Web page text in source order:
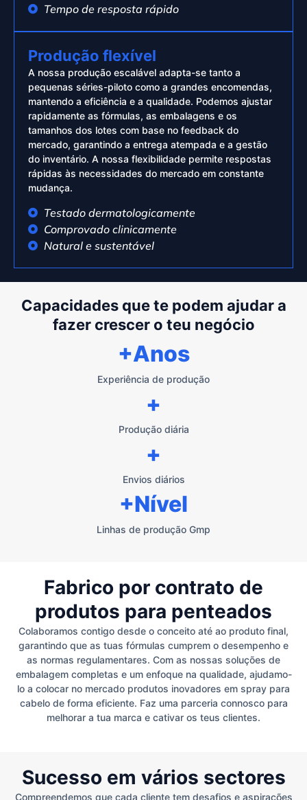
Tempo de resposta rápido
Produção flexível
A nossa produção escalável adapta-se tanto a
pequenas séries-piloto como a grandes encomendas,
mantendo a eficiência e a qualidade. Podemos ajustar
rapidamente as fórmulas, as embalagens e os
tamanhos dos lotes com base no feedback do
mercado, garantindo a entrega atempada e a gestão
do inventário. A nossa flexibilidade permite respostas
rápidas às necessidades do mercado em constante
mudança.
Testado dermatologicamente
Comprovado clinicamente
Natural e sustentável
Capacidades que te podem ajudar a
fazer crescer o teu negócio
Experiência de produção
+Anos
Produção diária
+
Envios diários
+
Linhas de produção Gmp
+Nível
Fabrico por contrato de
produtos para penteados
Colaboramos contigo desde o conceito até ao produto final,
garantindo que as tuas fórmulas cumprem o desempenho e
as normas regulamentares. Com as nossas soluções de
embalagem completas e um enfoque na qualidade, ajudamo-
lo a colocar no mercado produtos inovadores em spray para
cabelo de forma eficiente. Faz uma parceria connosco para
melhorar a tua marca e cativar os teus clientes.
Sucesso em vários sectores
Compreendemos que cada cliente tem desafios e aspirações